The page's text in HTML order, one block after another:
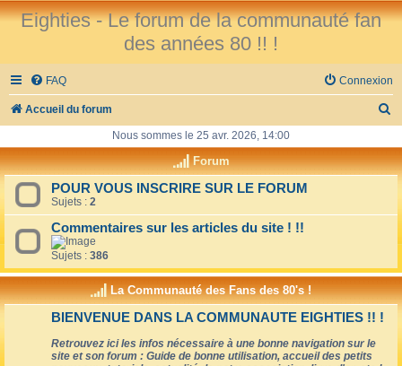
Eighties - Le forum de la communauté fan
des années 80 !! !
FAQ Connexion
Accueil du forum
h
h
e
Nous sommes le 25 avr. 2026, 14:00
Forum
POUR VOUS INSCRIRE SUR LE FORUM
Sujets : 2
Commentaires sur les articles du site ! !!
Sujets : 386
La Communauté des Fans des 80's !
BIENVENUE DANS LA COMMUNAUTE EIGHTIES !! !
Retrouvez ici les infos nécessaire à une bonne navigation sur le
site et son forum : Guide de bonne utilisation, accueil des petits